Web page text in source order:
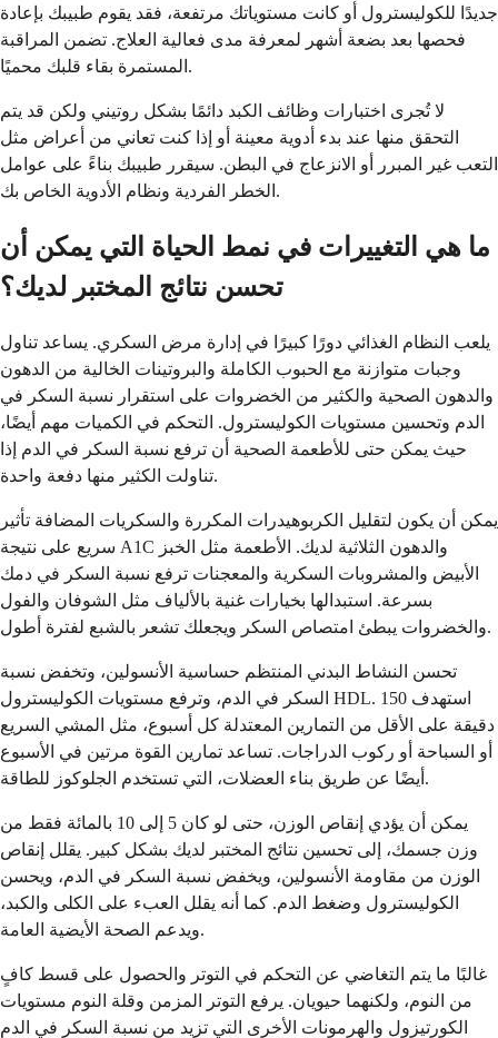
جديدًا للكوليسترول أو كانت مستوياتك مرتفعة، فقد يقوم طبيبك بإعادة
فحصها بعد بضعة أشهر لمعرفة مدى فعالية العلاج. تضمن المراقبة
المستمرة بقاء قلبك محميًا.
لا تُجرى اختبارات وظائف الكبد دائمًا بشكل روتيني ولكن قد يتم
التحقق منها عند بدء أدوية معينة أو إذا كنت تعاني من أعراض مثل
التعب غير المبرر أو الانزعاج في البطن. سيقرر طبيبك بناءً على عوامل
الخطر الفردية ونظام الأدوية الخاص بك.
ما هي التغييرات في نمط الحياة التي يمكن أن
تحسن نتائج المختبر لديك؟
يلعب النظام الغذائي دورًا كبيرًا في إدارة مرض السكري. يساعد تناول
وجبات متوازنة مع الحبوب الكاملة والبروتينات الخالية من الدهون
والدهون الصحية والكثير من الخضروات على استقرار نسبة السكر في
الدم وتحسين مستويات الكوليسترول. التحكم في الكميات مهم أيضًا،
حيث يمكن حتى للأطعمة الصحية أن ترفع نسبة السكر في الدم إذا
تناولت الكثير منها دفعة واحدة.
يمكن أن يكون لتقليل الكربوهيدرات المكررة والسكريات المضافة تأثير
سريع على نتيجة A1C والدهون الثلاثية لديك. الأطعمة مثل الخبز
الأبيض والمشروبات السكرية والمعجنات ترفع نسبة السكر في دمك
بسرعة. استبدالها بخيارات غنية بالألياف مثل الشوفان والفول
والخضروات يبطئ امتصاص السكر ويجعلك تشعر بالشبع لفترة أطول.
تحسن النشاط البدني المنتظم حساسية الأنسولين، وتخفض نسبة
السكر في الدم، وترفع مستويات الكوليسترول HDL. استهدف 150
دقيقة على الأقل من التمارين المعتدلة كل أسبوع، مثل المشي السريع
أو السباحة أو ركوب الدراجات. تساعد تمارين القوة مرتين في الأسبوع
أيضًا عن طريق بناء العضلات، التي تستخدم الجلوكوز للطاقة.
يمكن أن يؤدي إنقاص الوزن، حتى لو كان 5 إلى 10 بالمائة فقط من
وزن جسمك، إلى تحسين نتائج المختبر لديك بشكل كبير. يقلل إنقاص
الوزن من مقاومة الأنسولين، ويخفض نسبة السكر في الدم، ويحسن
الكوليسترول وضغط الدم. كما أنه يقلل العبء على الكلى والكبد،
ويدعم الصحة الأيضية العامة.
غالبًا ما يتم التغاضي عن التحكم في التوتر والحصول على قسط كافٍ
من النوم، ولكنهما حيويان. يرفع التوتر المزمن وقلة النوم مستويات
الكورتيزول والهرمونات الأخرى التي تزيد من نسبة السكر في الدم